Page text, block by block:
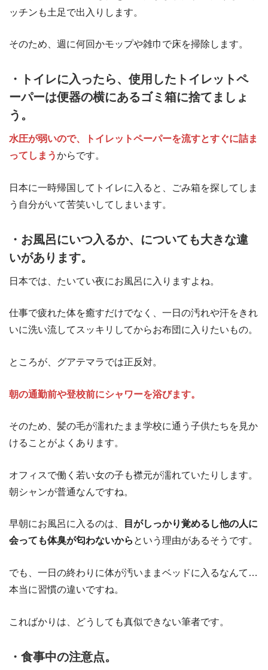
ッチンも土足で出入りします。
そのため、週に何回かモップや雑巾で床を掃除します。
・トイレに入ったら、使用したトイレットペ
ーパーは便器の横にあるゴミ箱に捨てましょ
う。
水圧が弱いので、トイレットペーパーを流すとすぐに詰ま
ってしまうからです。
日本に一時帰国してトイレに入ると、ごみ箱を探してしま
う自分がいて苦笑いしてしまいます。
・お風呂にいつ入るか、についても大きな違
いがあります。
日本では、たいてい夜にお風呂に入りますよね。
仕事で疲れた体を癒すだけでなく、一日の汚れや汗をきれ
いに洗い流してスッキリしてからお布団に入りたいもの。
ところが、グアテマラでは正反対。
朝の通勤前や登校前にシャワーを浴びます。
そのため、髪の毛が濡れたまま学校に通う子供たちを見か
けることがよくあります。
オフィスで働く若い女の子も襟元が濡れていたりします。
朝シャンが普通なんですね。
早朝にお風呂に入るのは、
目がしっかり覚めるし他の人に
会っても体臭が匂わないから という理由があるそうです。
でも、一日の終わりに体が汚いままベッドに入るなんて…
本当に習慣の違いですね。
こればかりは、どうしても真似できない筆者です。
・食事中の注意点。